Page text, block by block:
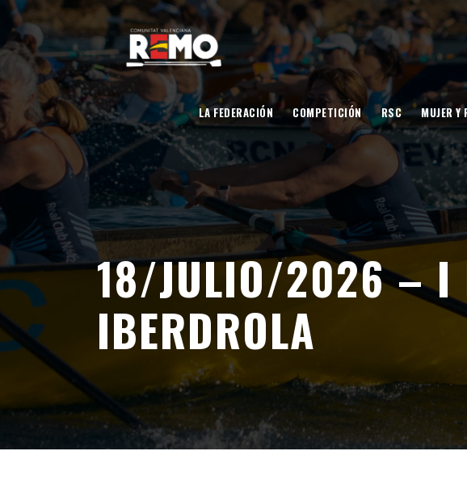
LA FEDERACIÓN COMPETICIÓN RSC MUJER Y
18/JULIO/2026 – I
IBERDROLA